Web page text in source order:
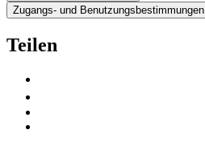
Zugangs- und Benutzungsbestimmungen
Teilen